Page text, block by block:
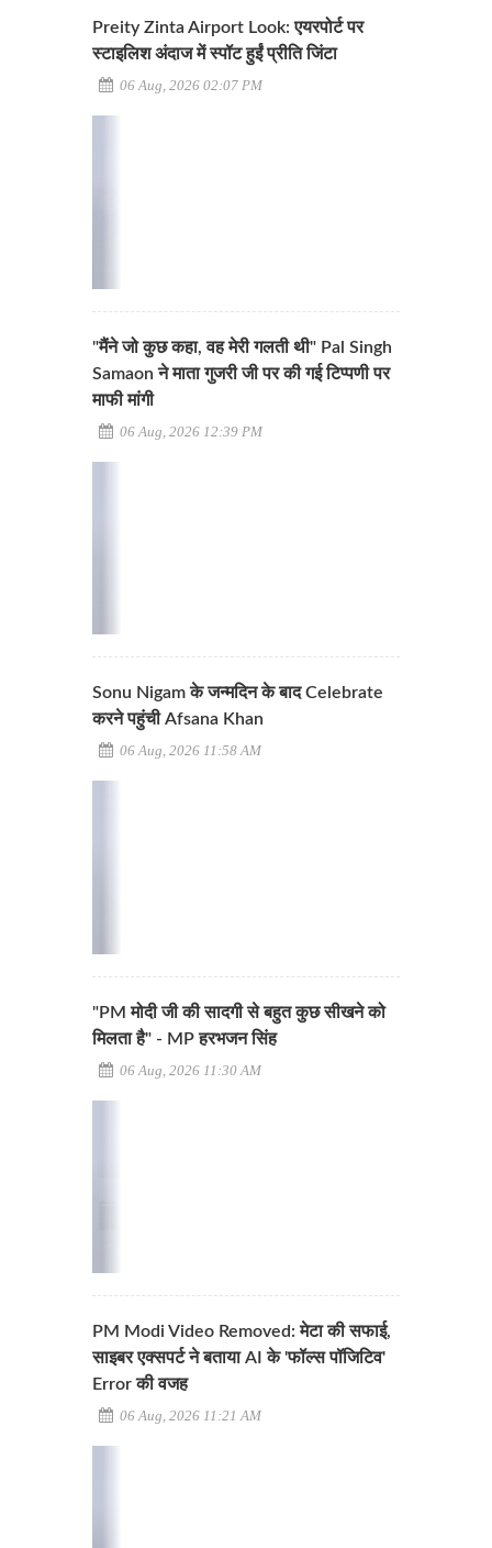
Preity Zinta Airport Look: एयरपोर्ट पर
स्टाइलिश अंदाज में स्पॉट हुईं प्रीति जिंटा
06 Aug, 2026 02:07 PM
"मैंने जो कुछ कहा, वह मेरी गलती थी" Pal Singh
Samaon ने माता गुजरी जी पर की गई टिप्पणी पर
माफी मांगी
06 Aug, 2026 12:39 PM
Sonu Nigam के जन्मदिन के बाद Celebrate
करने पहुंची Afsana Khan
06 Aug, 2026 11:58 AM
"PM मोदी जी की सादगी से बहुत कुछ सीखने को
मिलता है" - MP हरभजन सिंह
06 Aug, 2026 11:30 AM
PM Modi Video Removed: मेटा की सफाई,
साइबर एक्सपर्ट ने बताया AI के 'फॉल्स पॉजिटिव'
Error की वजह
06 Aug, 2026 11:21 AM